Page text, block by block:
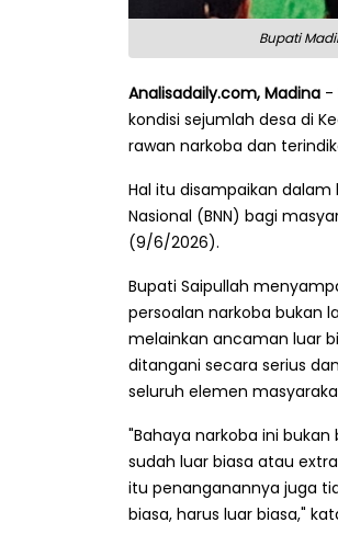
Bupati
Analisadaily.com, Madina -
kondisi sejumlah desa di
rawan narkoba dan
Hal itu disampaikan dalam
Nasional (BNN) bagi
(9/6/2026).
Bupati Saipullah
persoalan narkoba bukan
melainkan ancaman luar
ditangani secara serius
seluruh elemen
"Bahaya narkoba ini bukan
sudah luar biasa atau
itu penanganannya juga
biasa, harus luar biasa,"